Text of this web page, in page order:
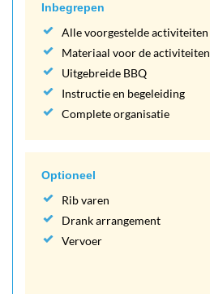
Inbegrepen
Alle voorgestelde activiteiten
Materiaal voor de activiteiten
Uitgebreide BBQ
Instructie en begeleiding
Complete organisatie
Optioneel
Rib varen
Drank arrangement
Vervoer